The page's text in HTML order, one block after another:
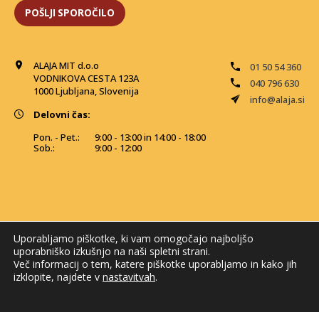
ALAJA MIT d.o.o
VODNIKOVA CESTA 123A
1000 Ljubljana, Slovenija
01 50 54 360
040 796 630
info@alaja.si
Delovni čas:
Pon. - Pet.:
Sob.:
9:00 - 13:00 in 14:00 - 18:00
9:00 - 12:00
Uporabljamo piškotke, ki vam omogočajo najboljšo
uporabniško izkušnjo na naši spletni strani.
Več informacij o tem, katere piškotke uporabljamo in kako jih
izklopite, najdete v nastavitvah.